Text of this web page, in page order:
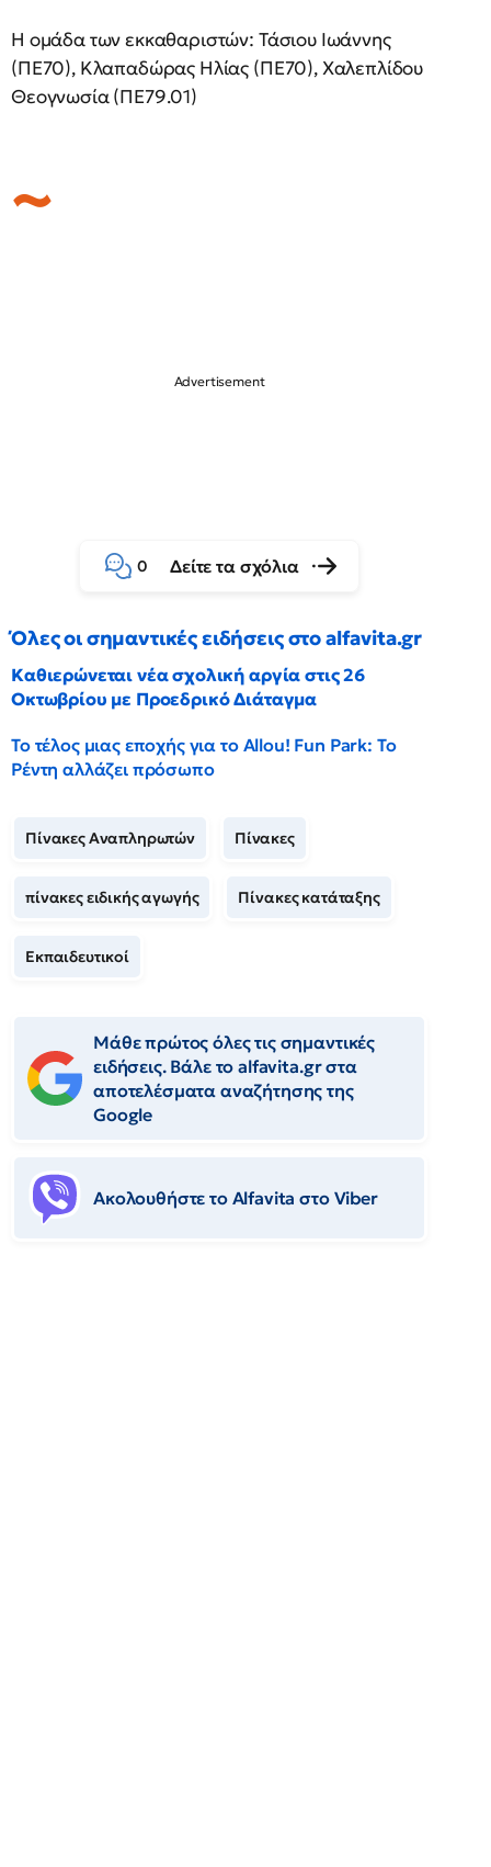
Η ομάδα των εκκαθαριστών: Τάσιου Ιωάννης
(ΠΕ70), Κλαπαδώρας Ηλίας (ΠΕ70), Χαλεπλίδου
Θεογνωσία (ΠΕ79.01)
0 Δείτε τα σχόλια
Όλες οι σημαντικές ειδήσεις στο alfavita.gr
Καθιερώνεται νέα σχολική αργία στις 26
Οκτωβρίου με Προεδρικό Διάταγμα
Το τέλος μιας εποχής για το Allou! Fun Park: Το
Ρέντη αλλάζει πρόσωπο
Πίνακες Αναπληρωτών Πίνακες
πίνακες ειδικής αγωγής Πίνακες κατάταξης
Εκπαιδευτικοί
Μάθε πρώτος όλες τις σημαντικές
ειδήσεις. Βάλε το alfavita.gr στα
αποτελέσματα αναζήτησης της
Google
Ακολουθήστε το Αlfavita στο Viber